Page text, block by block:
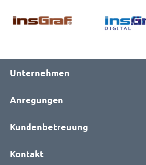
Unternehmen
Anregungen
Kundenbetreuung
Kontakt